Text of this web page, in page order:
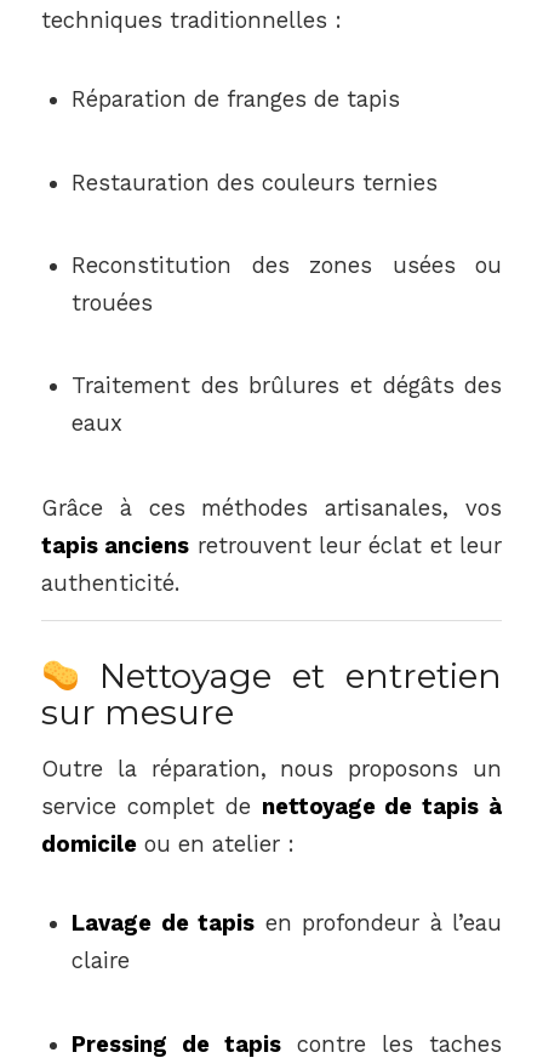
techniques traditionnelles :
Réparation de franges de tapis
Restauration des couleurs ternies
Reconstitution des zones usées ou
trouées
Traitement des brûlures et dégâts des
eaux
Grâce à ces méthodes artisanales, vos
tapis anciens retrouvent leur éclat et leur
authenticité.
Nettoyage et entretien
sur mesure
Outre la réparation, nous proposons un
service complet de nettoyage de tapis à
domicileou en atelier :
Lavage de tapis en profondeur à l’eau
claire
Pressing de tapis contre les taches